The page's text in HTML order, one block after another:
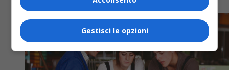
Gestisci le opzioni